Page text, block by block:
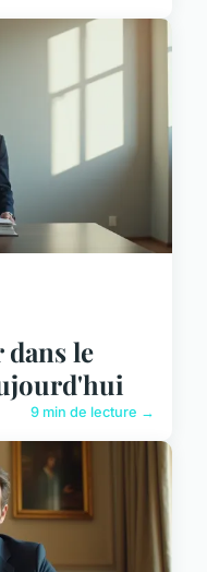
le
9 min de lecture →